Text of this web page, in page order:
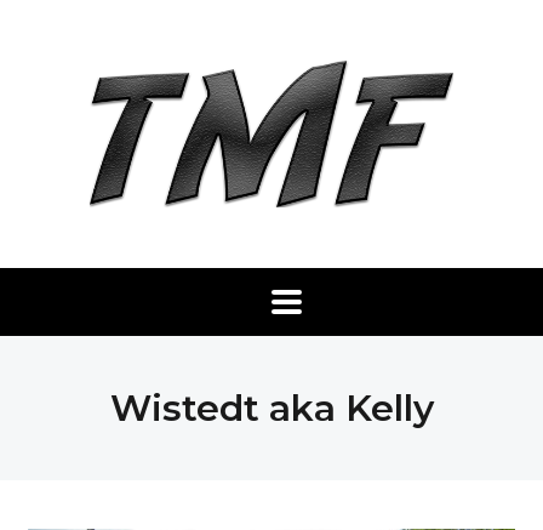
Wistedt aka Kelly